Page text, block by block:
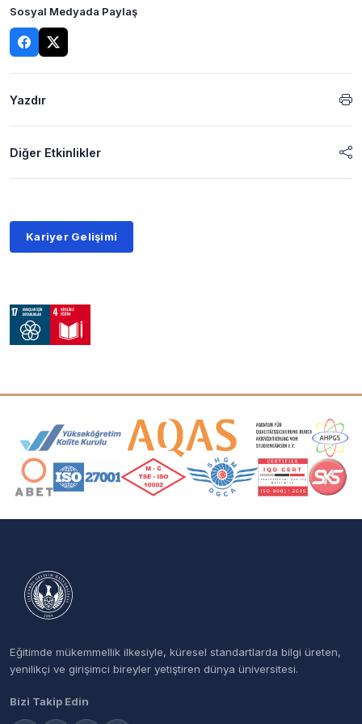
Sosyal Medyada Paylaş
Yazdır
Diğer Etkinlikler
Kariyer Gelişimi
Akreditasyon ve Üyelik Logoları
Eğitimde mükemmellik ilkesiyle, küresel standartlarda bilgi üreten,
yenilikçi ve girişimci bireyler yetiştiren dünya üniversitesi.
Bizi Takip Edin